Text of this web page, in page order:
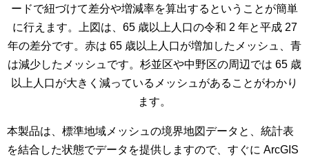
ードで紐づけて差分や増減率を算出するということが簡単
に行えます。上図は、65 歳以上人口の令和 2 年と平成 27
年の差分です。赤は 65 歳以上人口が増加したメッシュ、青
は減少したメッシュです。杉並区や中野区の周辺では 65 歳
以上人口が大きく減っているメッシュがあることがわかり
ます。
本製品は、標準地域メッシュの境界地図データと、統計表
を結合した状態でデータを提供しますので、すぐに ArcGIS